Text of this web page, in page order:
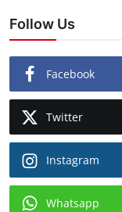
Follow Us
Facebook
Twitter
Instagram
Whatsapp